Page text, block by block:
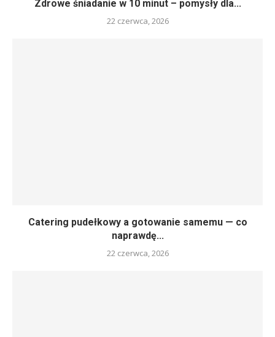
Zdrowe śniadanie w 10 minut – pomysły dla...
22 czerwca, 2026
Catering pudełkowy a gotowanie samemu — co
naprawdę...
22 czerwca, 2026